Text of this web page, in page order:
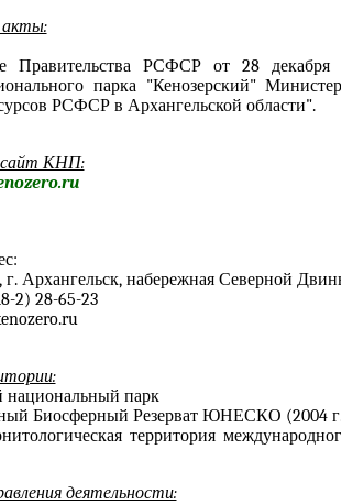
Правительства РСФСР от 28
парка "Кенозерский"
РСФСР в Архангельской области".
КНП:
г. Архангельск, набережная Северной
2) 28-65-23
национальный парк
Биосферный Резерват ЮНЕСКО (2004
территория
деятельности: